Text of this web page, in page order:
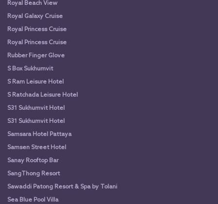
Royal Beach View
Royal Galaxy Cruise
Royal Princess Cruise
Royal Princess Cruise
Rubber Finger Glove
S Box Sukhumvit
S Ram Leisure Hotel
S Ratchada Leisure Hotel
S31 Sukhumvit Hotel
S31 Sukhumvit Hotel
Samsara Hotel Pattaya
Samsen Street Hotel
Sanay Rooftop Bar
SangThong Resort
Sawaddi Patong Resort & Spa by Tolani
Sea Blue Pool Villa